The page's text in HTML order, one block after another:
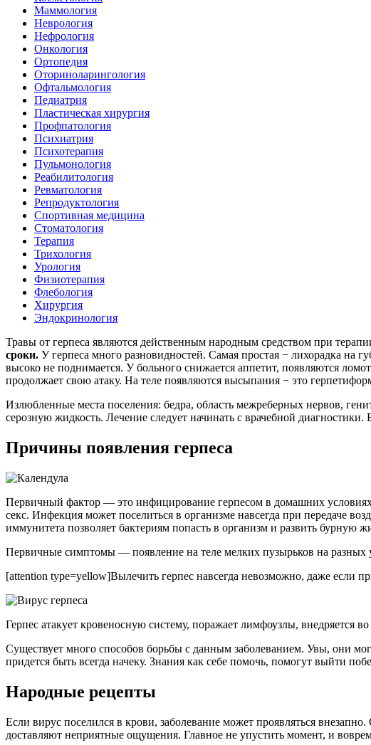
Маммология
Неврология
Нефрология
Онкология
Ортопедия
Оториноларингология
Офтальмология
Педиатрия
Пластическая хирургия
Профпатология
Психиатрия
Психотерапия
Пульмонология
Реабилитология
Ревматология
Репродуктология
Спортивная медицина
Стоматология
Терапия
Трихология
Урология
Физиотерапия
Флебология
Хирургия
Эндокринология
Травы от герпеса являются действенным народным средством при
сроки. У герпеса много разновидностей. Самая простая − лихорадка на
высоко не поднимается. У больного снижается аппетит, появляются
продолжает свою атаку. На теле появляются высыпания − это
Излюбленные места поселения: бедра, область межреберных нервов,
серозную жидкость. Лечение следует начинать с врачебной
Причины появления герпеса
Первичный фактор — это инфицирование герпесом в домашних
секс. Инфекция может поселиться в организме навсегда при передаче
иммунитета позволяет бактериям попасть в организм и развить бурную
Первичные симптомы — появление на теле мелких пузырьков на разных
[attention type=yellow]Вылечить герпес навсегда невозможно, даже если
Герпес атакует кровеносную систему, поражает лимфоузлы, внедряется
Существует много способов борьбы с данным заболеванием. Увы, они
придется быть всегда начеку. Знания как себе помочь, помогут выйти
Народные рецепты
Если вирус поселился в крови, заболевание может проявляться
доставляют неприятные ощущения. Главное не упустить момент, и